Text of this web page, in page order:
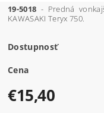
19-5018 - Predná
KAWASAKI Teryx 750.
Dostupnosť
Cena
€15,40